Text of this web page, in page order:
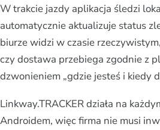
W trakcie jazdy aplikacja śledzi
automatycznie aktualizuje status
biurze widzi w czasie
czy dostawa przebiega zgodnie z
dzwonieniem „gdzie jesteś i kiedy
Linkway.TRACKER działa na
Androidem, więc firma nie musi